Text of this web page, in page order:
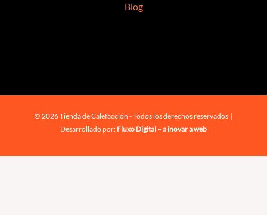
Blog
© 2026 Tienda de Calefaccion - Todos los derechos reservados |
Desarrollado por: Fluxo Digital – a inovar a web